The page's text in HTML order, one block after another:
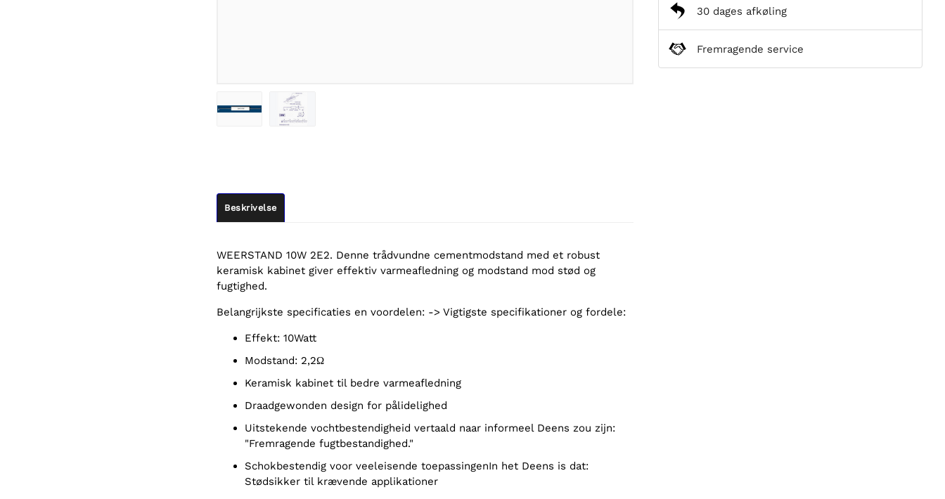
Beskrivelse
WEERSTAND 10W 2E2. Denne trådvundne cementmodstand med et robust
keramisk kabinet giver effektiv varmeafledning og modstand mod stød og
fugtighed.
Belangrijkste specificaties en voordelen: -> Vigtigste specifikationer og fordele:
Effekt: 10Watt
Modstand: 2,2Ω
Keramisk kabinet til bedre varmeafledning
Draadgewonden design for pålidelighed
Uitstekende vochtbestendigheid vertaald naar informeel Deens zou zijn:
"Fremragende fugtbestandighed."
Schokbestendig voor veeleisende toepassingenIn het Deens is dat:
Stødsikker til krævende applikationer
30 dages afkøling
Fremragende service